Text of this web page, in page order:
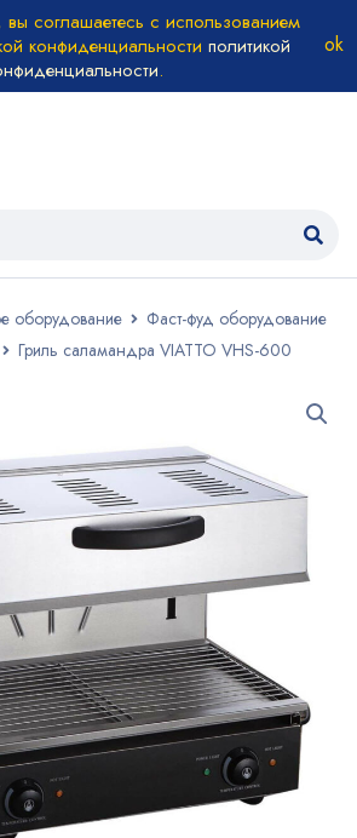
соглашаетесь с использованием
конфиденциальности политикой
.
оборудование
Фаст-фуд оборудование
Гриль саламандра VIATTO VHS-600